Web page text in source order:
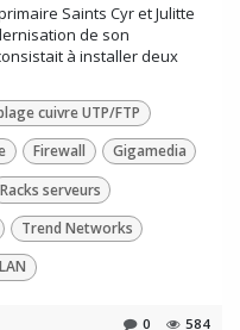
Saints Cyr et Julitte
de son
à installer deux
cuivre UTP/FTP
Firewall
Gigamedia
Racks serveurs
Trend Networks
0 584